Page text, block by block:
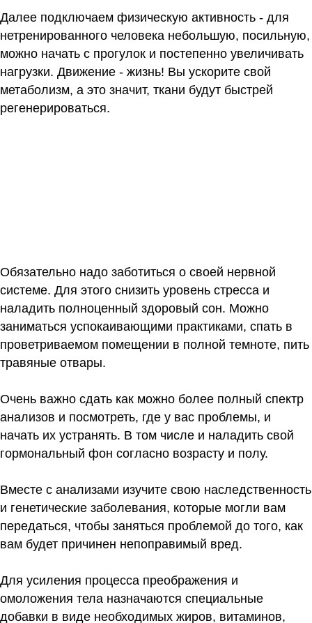
Далее подключаем физическую активность - для
нетренированного человека небольшую, посильную,
можно начать с прогулок и постепенно увеличивать
нагрузки. Движение - жизнь! Вы ускорите свой
метаболизм, а это значит, ткани будут быстрей
регенерироваться.
Обязательно надо заботиться о своей нервной
системе. Для этого снизить уровень стресса и
наладить полноценный здоровый сон. Можно
заниматься успокаивающими практиками, спать в
проветриваемом помещении в полной темноте, пить
травяные отвары.
Очень важно сдать как можно более полный спектр
анализов и посмотреть, где у вас проблемы, и
начать их устранять. В том числе и наладить свой
гормональный фон согласно возрасту и полу.
Вместе с анализами изучите свою наследственность
и генетические заболевания, которые могли вам
передаться, чтобы заняться проблемой до того, как
вам будет причинен непоправимый вред.
Для усиления процесса преображения и
омоложения тела назначаются специальные
добавки в виде необходимых жиров, витаминов,